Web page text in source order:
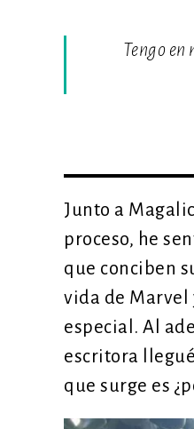
Tengo
Junto a
proceso, he
que conciben
vida de Marvel
especial. Al
escritora
que surge es